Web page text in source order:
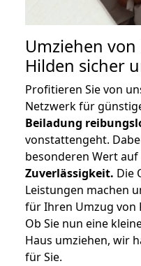
Umziehen von
Hilden sicher
Profitieren Sie von
Netzwerk für
Beiladung
vonstattengeht.
besonderen Wert auf
Zuverlässigkeit. Die
Leistungen machen
für Ihren Umzug von
Ob Sie nun eine
Haus umziehen, wir
für Sie.